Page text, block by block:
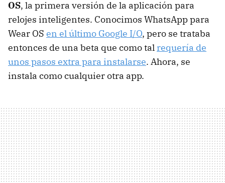
OS, la primera versión de la aplicación para
relojes inteligentes. Conocimos WhatsApp para
Wear OS en el último Google I/O, pero se trataba
entonces de una beta que como tal requería de
unos pasos extra para instalarse. Ahora, se
instala como cualquier otra app.